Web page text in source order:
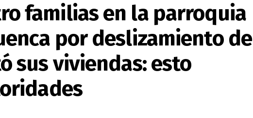
familias en la parroquia
por deslizamiento de
sus viviendas: esto